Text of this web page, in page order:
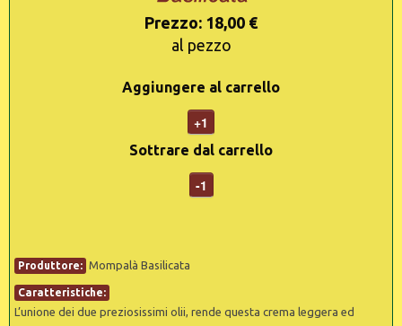
Prezzo: 18,00 €
al pezzo
Aggiungere al carrello
+1
Sottrare dal carrello
-1
Produttore: Mompalà Basilicata
Caratteristiche:
L’unione dei due preziosissimi olii, rende questa crema leggera ed